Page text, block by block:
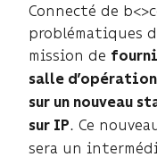
Connecté de
problématiques
mission de
salle
sur un nouveau
sur IP. Ce
sera un